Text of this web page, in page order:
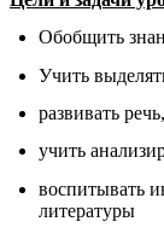
Обобщить
Учить
развивать
учить
воспитывать
литературы